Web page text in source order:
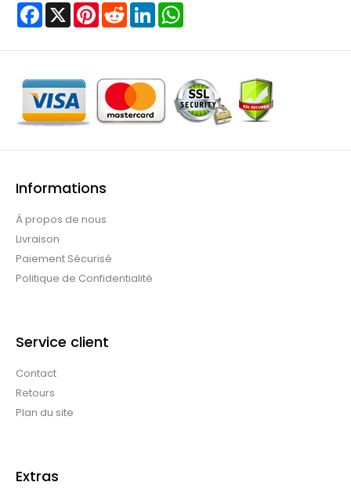
Facebook
X PinterestRedditLinkedIn
Informations
À propos de nous
Livraison
Paiement Sécurisé
Politique de Confidentialité
Service client
Contact
Retours
Plan du site
Extras